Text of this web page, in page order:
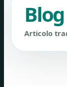
Blog
Articolo